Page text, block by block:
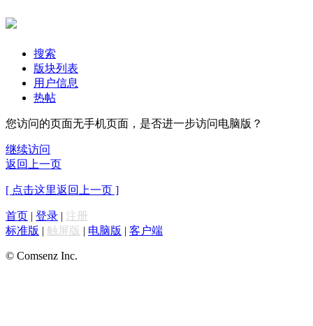
搜索
版块列表
用户信息
热帖
您访问的页面无手机页面，是否进一步访问电脑版？
继续访问
返回上一页
[ 点击这里返回上一页 ]
首页 | 登录 | 注册
标准版 | 触屏版 | 电脑版 | 客户端
© Comsenz Inc.